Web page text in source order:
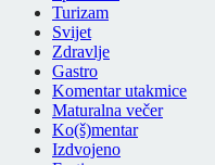
Turizam
Svijet
Zdravlje
Gastro
Komentar utakmice
Maturalna večer
Ko(š)mentar
Izdvojeno